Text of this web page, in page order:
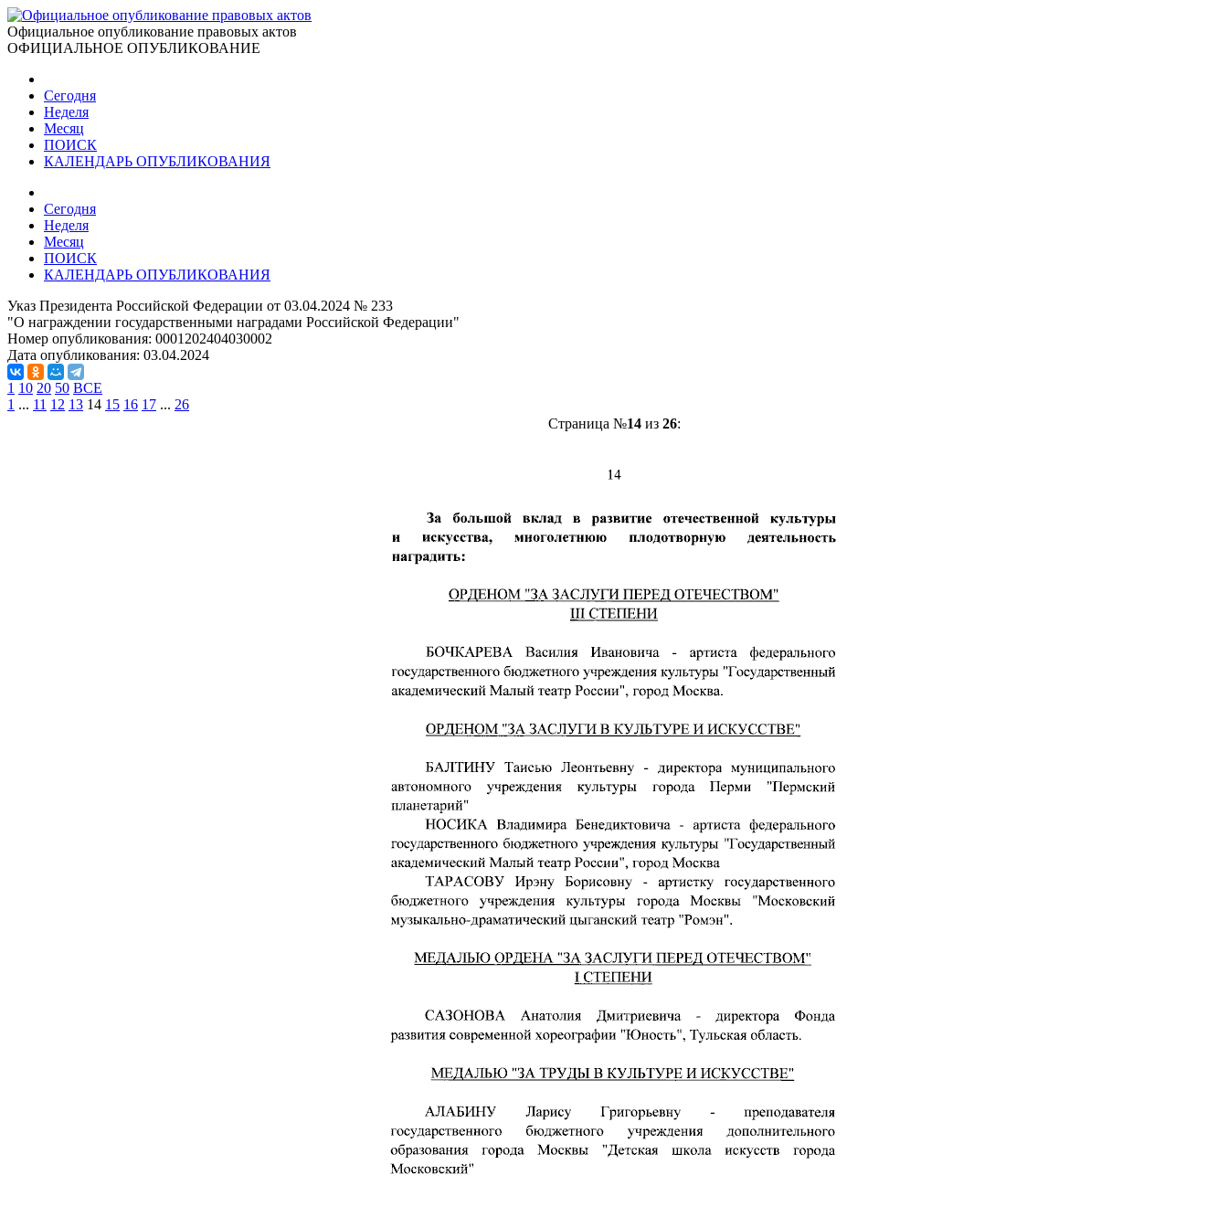
Официальное опубликование правовых актов
ОФИЦИАЛЬНОЕ ОПУБЛИКОВАНИЕ
Сегодня
Неделя
Месяц
ПОИСК
КАЛЕНДАРЬ ОПУБЛИКОВАНИЯ
Сегодня
Неделя
Месяц
ПОИСК
КАЛЕНДАРЬ ОПУБЛИКОВАНИЯ
Указ Президента Российской Федерации от 03.04.2024 № 233
"О награждении государственными наградами Российской Федерации"
Номер опубликования: 0001202404030002
Дата опубликования: 03.04.2024
1 10 20 50 ВСЕ
1 ... 11 12 13 14 15 16 17 ... 26
Страница №14из 26: